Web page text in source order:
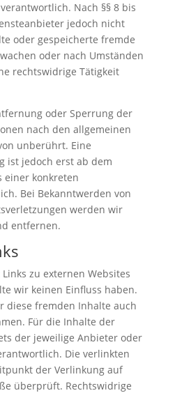
Nach §§ 8 bis
jedoch nicht
oder gespeicherte fremde
oder nach Umständen
rechtswidrige Tätigkeit
oder Sperrung der
nach den allgemeinen
unberührt. Eine
ist jedoch erst ab dem
einer konkreten
Bei Bekanntwerden von
werden wir
entfernen.
zu externen Websites
wir keinen Einfluss haben.
diese fremden Inhalte auch
Für die Inhalte der
der jeweilige Anbieter oder
Die verlinkten
der Verlinkung auf
überprüft. Rechtswidrige